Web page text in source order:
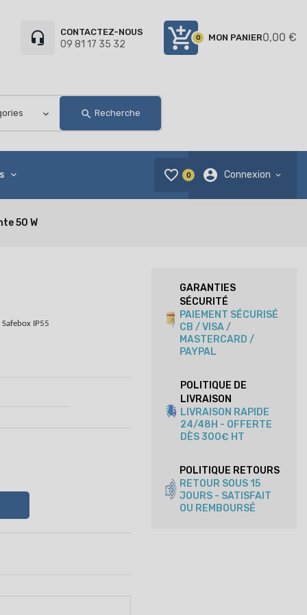
add_shopping_cart0 MON PANIER0,00 €
headset_mic CONTACTEZ-NOUS
09 81 17 35 32
search Recherche
account_circle Connexion
favorite_border 0
50 W
IP55
GARANTIES
SÉCURITÉ
PAIEMENT SÉCURISÉ
CB / VISA /
MASTERCARD /
PAYPAL
POLITIQUE DE
LIVRAISON
LIVRAISON RAPIDE
24/48H - OFFERTE
DÈS 300€ HT
POLITIQUE RETOURS
RETOUR SOUS 15
JOURS - SATISFAIT
OU REMBOURSÉ